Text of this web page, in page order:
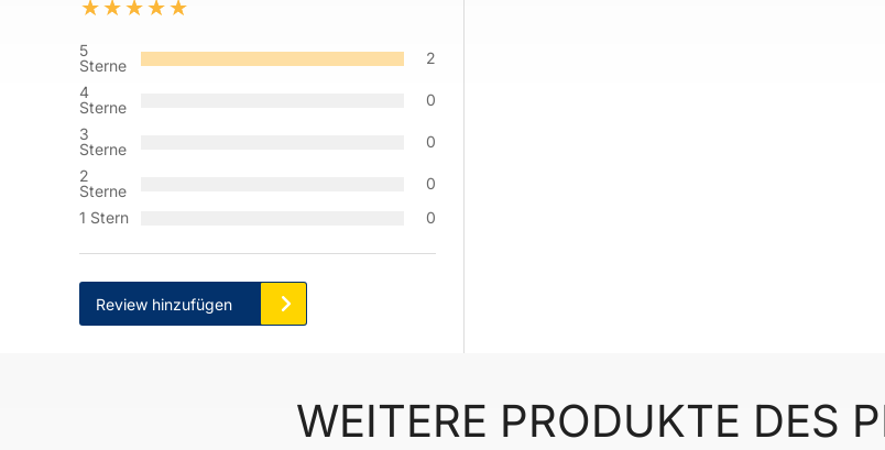
5
Sterne
2
4
Sterne
0
3
Sterne
0
2
Sterne
0
1 Stern
0
Review hinzufügen
WEITERE PRODUKTE DES